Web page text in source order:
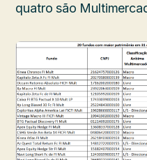
quatro são